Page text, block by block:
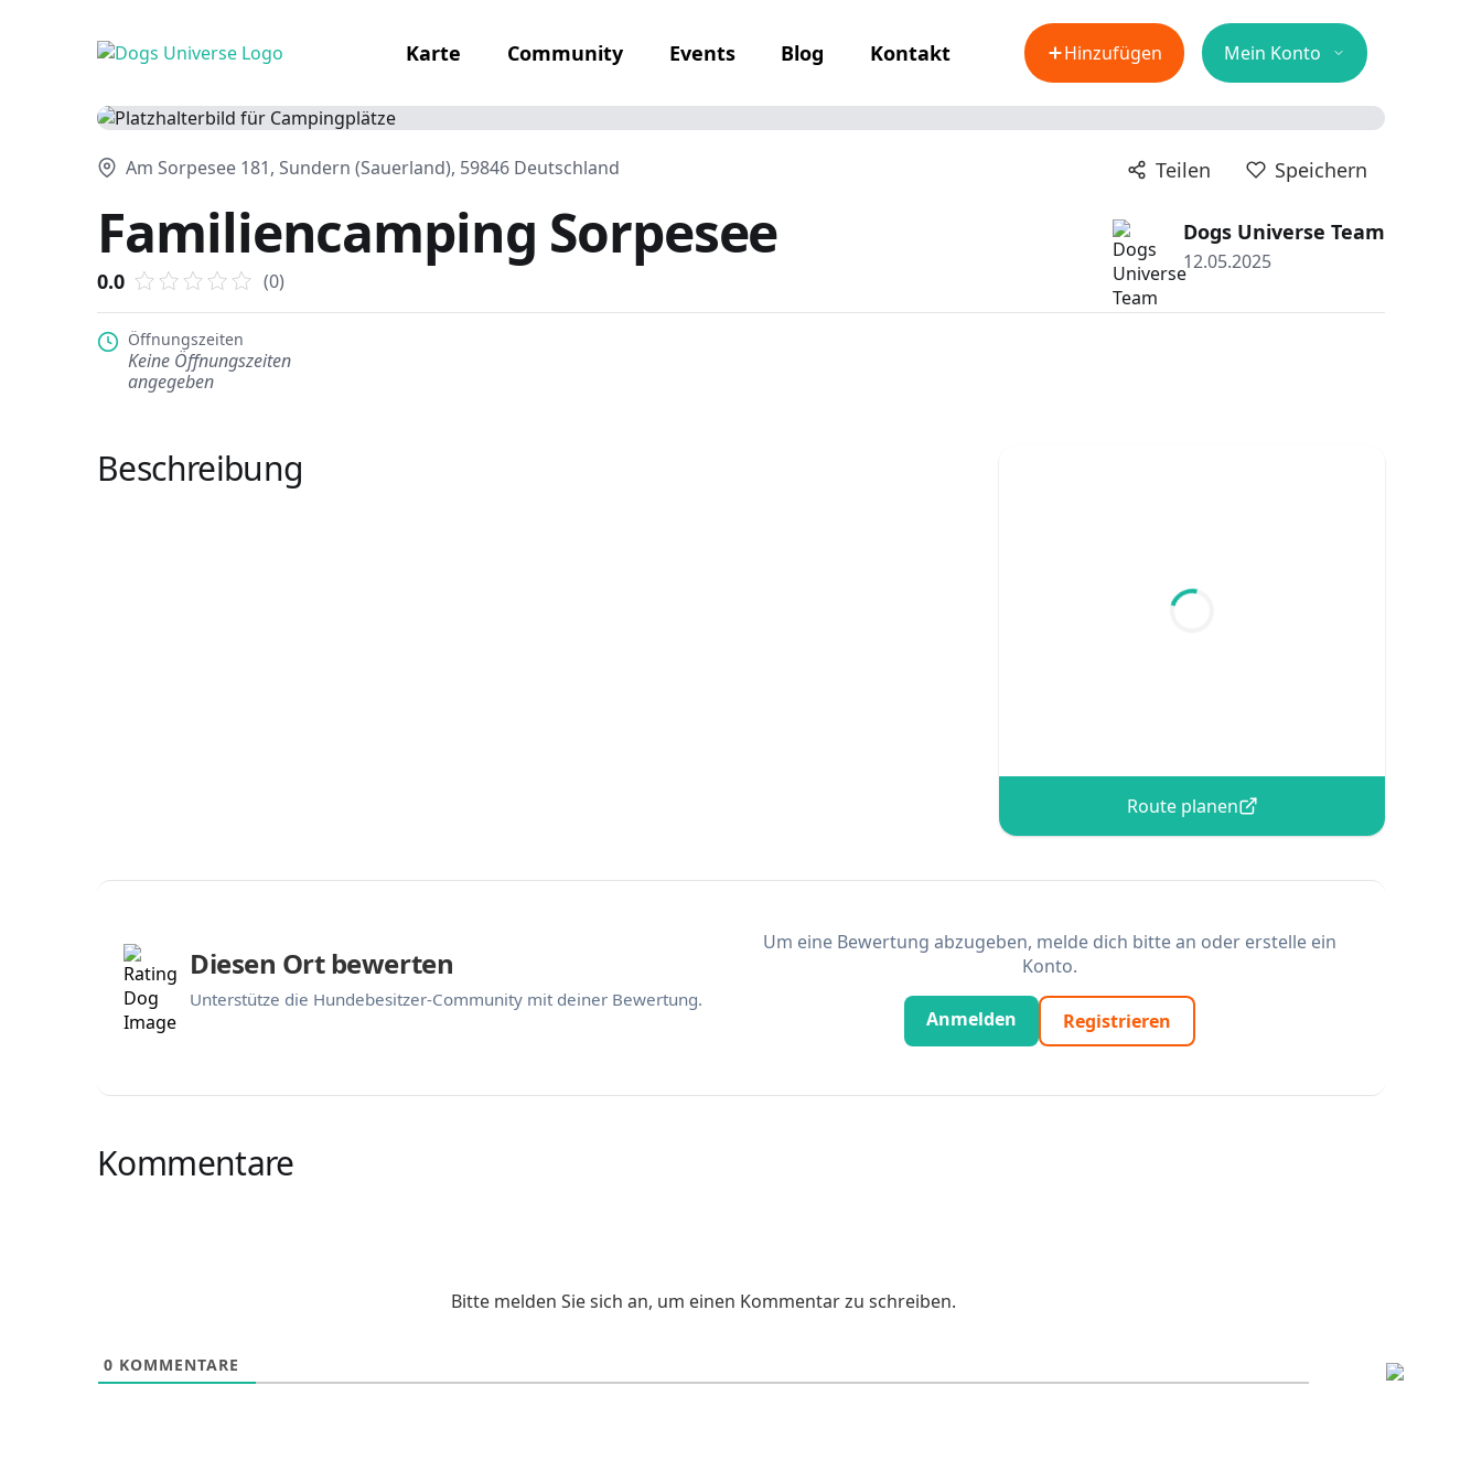
Karte Community Events Blog Kontakt Hinzufügen Mein Konto
Am Sorpesee 181, Sundern (Sauerland), 59846 Deutschland Teilen Speichern
Familiencamping Sorpesee
0.0 (0)
Dogs Universe Team
12.05.2025
Öffnungszeiten
Keine Öffnungszeiten
angegeben
Beschreibung
Route planen
Diesen Ort bewerten
Unterstütze die Hundebesitzer-Community mit deiner Bewertung.
Um eine Bewertung abzugeben, melde dich bitte an oder erstelle ein
Konto.
Anmelden Registrieren
Kommentare
Bitte melden Sie sich an, um einen Kommentar zu schreiben.
0 KOMMENTARE